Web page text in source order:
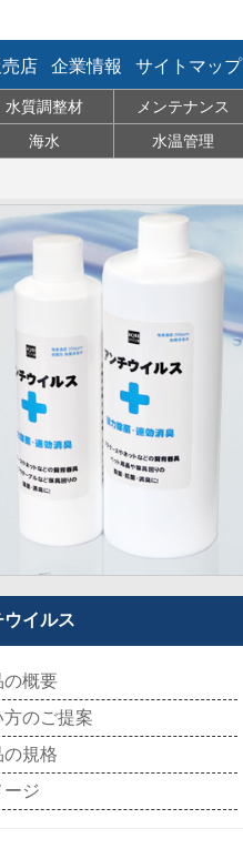
ウイルス
の概要
方のご提案
の規格
ージ
店 企業情報 サイトマップ
水質調整材
メンテナンス
海水 水温管理